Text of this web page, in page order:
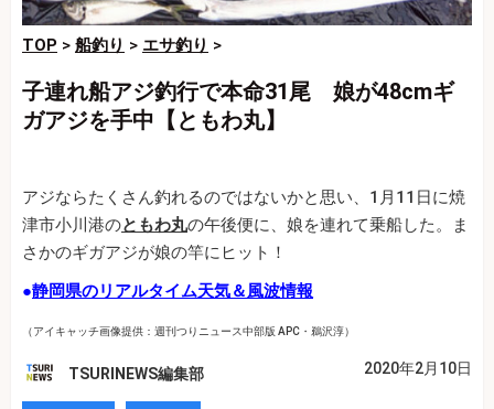
TOP > 船釣り > エサ釣り >
子連れ船アジ釣行で本命31尾 娘が48cmギ
ガアジを手中【ともわ丸】
アジならたくさん釣れるのではないかと思い、1月11日に焼
津市小川港のともわ丸の午後便に、娘を連れて乗船した。ま
さかのギガアジが娘の竿にヒット！
●静岡県のリアルタイム天気＆風波情報
（アイキャッチ画像提供：週刊つりニュース中部版 APC・鵜沢淳）
TSURINEWS編集部 2020年2月10日